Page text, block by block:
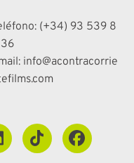
(+34) 93 539 8
info@acontracorrie